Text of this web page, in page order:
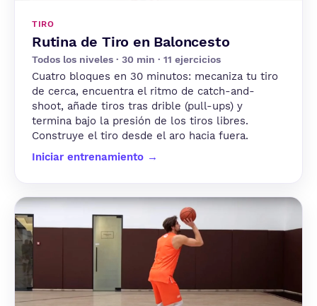
TIRO
Rutina de Tiro en Baloncesto
Todos los niveles · 30 min · 11 ejercicios
Cuatro bloques en 30 minutos: mecaniza tu tiro
de cerca, encuentra el ritmo de catch-and-
shoot, añade tiros tras drible (pull-ups) y
termina bajo la presión de los tiros libres.
Construye el tiro desde el aro hacia fuera.
Iniciar entrenamiento →